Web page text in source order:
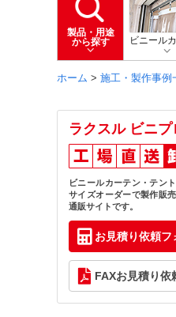
製品・用途
から探す
ビニール
ホーム > 施工・製作事例
ラクスル ビニプ
ビニールカーテン・テン
サイズオーダーで製作販
通販サイトです。
お見積り依頼フ
FAXお見積り依